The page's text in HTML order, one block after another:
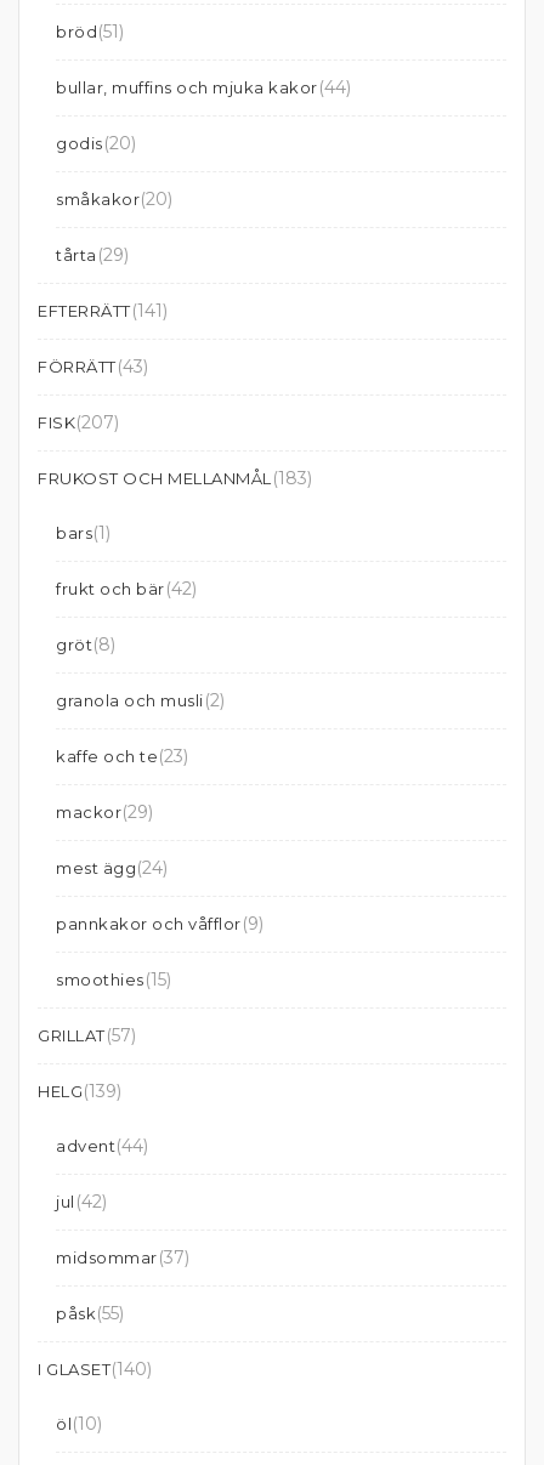
bröd(51)
bullar, muffins och mjuka kakor(44)
godis(20)
småkakor(20)
tårta (29)
EFTERRÄTT(141)
FÖRRÄTT(43)
FISK(207)
FRUKOST OCH MELLANMÅL (183)
bars(1)
frukt och bär(42)
gröt(8)
granola och musli(2)
kaffe och te(23)
mackor(29)
mest ägg(24)
pannkakor och våfflor(9)
smoothies(15)
GRILLAT(57)
HELG(139)
advent(44)
jul (42)
midsommar(37)
påsk(55)
I GLASET(140)
öl(10)